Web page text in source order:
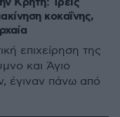
κοκαΐνης,
επιχείρηση της
και Άγιο
έγιναν πάνω από